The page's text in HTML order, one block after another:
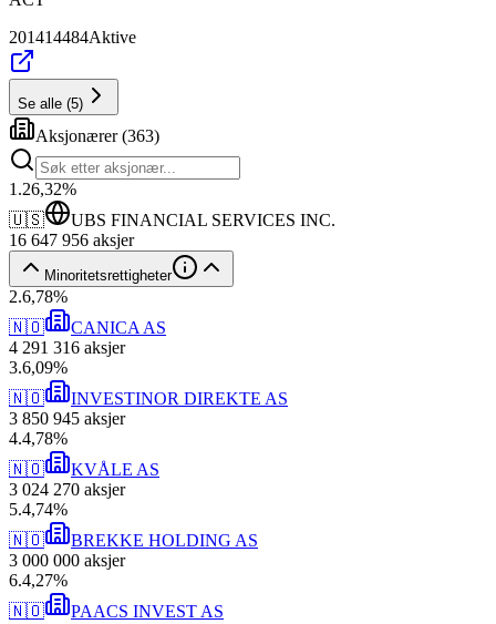
201414484Aktive
Se alle (5)
Aksjonærer(363)
1 .26,32%
🇺🇸
UBS FINANCIAL SERVICES INC.
16 647 956 aksjer
Minoritetsrettigheter
2.6,78%
🇳🇴
CANICA AS
4 291 316 aksjer
3.6,09%
🇳🇴
INVESTINOR DIREKTE AS
3 850 945 aksjer
4.4,78%
🇳🇴
KVÅLE AS
3 024 270 aksjer
5.4,74%
🇳🇴
BREKKE HOLDING AS
3 000 000 aksjer
6.4,27%
🇳🇴
PAACS INVEST AS